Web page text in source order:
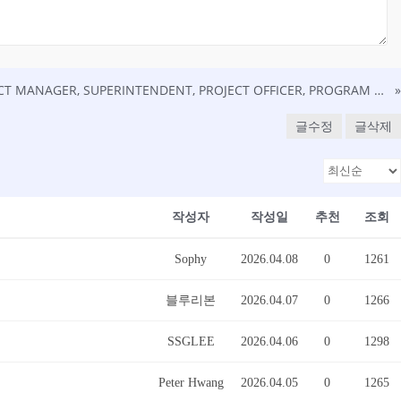
CONSTRUCTION PROJECT MANAGER, SUPERINTENDENT, PROJECT OFFICER, PROGRAM MANAGER 공무 구인 (영주권 sponsor 가능) »
글수정 글삭제
작성자 작성일 추천 조회
Sophy 2026.04.08 0 1261
블루리본 2026.04.07 0 1266
SSGLEE 2026.04.06 0 1298
Peter Hwang 2026.04.05 0 1265